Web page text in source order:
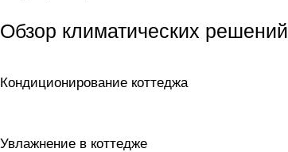
Обзор климатических решений
Кондиционирование коттеджа
Увлажнение в коттедже